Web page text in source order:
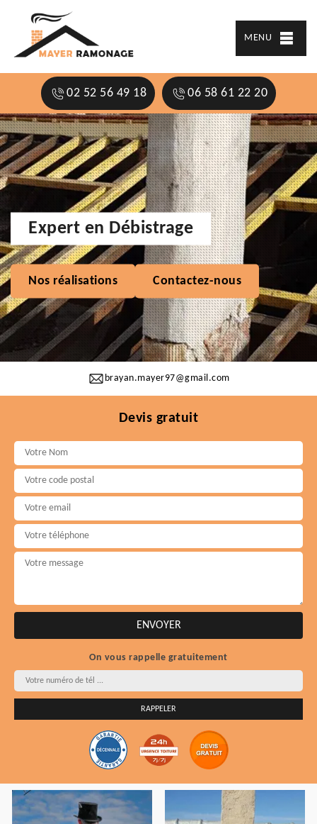
MENU
02 52 56 49 18 06 58 61 22 20
brayan.mayer97@gmail.com
Expert en Débistrage
Nos réalisations Contactez-nous
Devis gratuit
On vous rappelle gratuitement